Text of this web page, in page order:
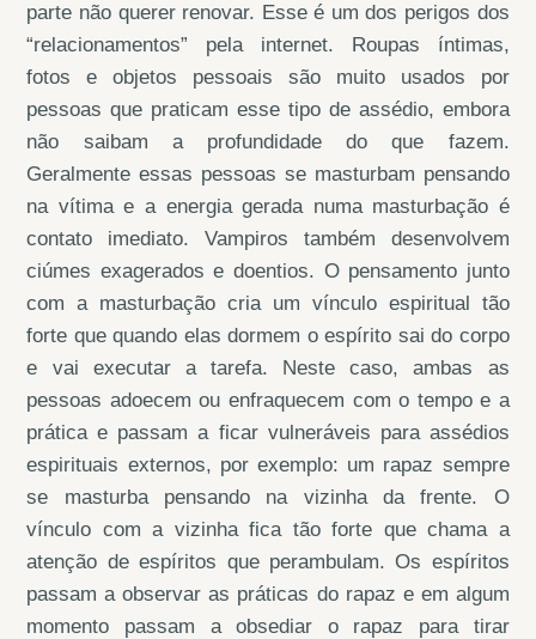
parte não querer renovar. Esse é um dos perigos dos
“relacionamentos” pela internet. Roupas íntimas,
fotos e objetos pessoais são muito usados por
pessoas que praticam esse tipo de assédio, embora
não saibam a profundidade do que fazem.
Geralmente essas pessoas se masturbam pensando
na vítima e a energia gerada numa masturbação é
contato imediato. Vampiros também desenvolvem
ciúmes exagerados e doentios. O pensamento junto
com a masturbação cria um vínculo espiritual tão
forte que quando elas dormem o espírito sai do corpo
e vai executar a tarefa. Neste caso, ambas as
pessoas adoecem ou enfraquecem com o tempo e a
prática e passam a ficar vulneráveis para assédios
espirituais externos, por exemplo: um rapaz sempre
se masturba pensando na vizinha da frente. O
vínculo com a vizinha fica tão forte que chama a
atenção de espíritos que perambulam. Os espíritos
passam a observar as práticas do rapaz e em algum
momento passam a obsediar o rapaz para tirar